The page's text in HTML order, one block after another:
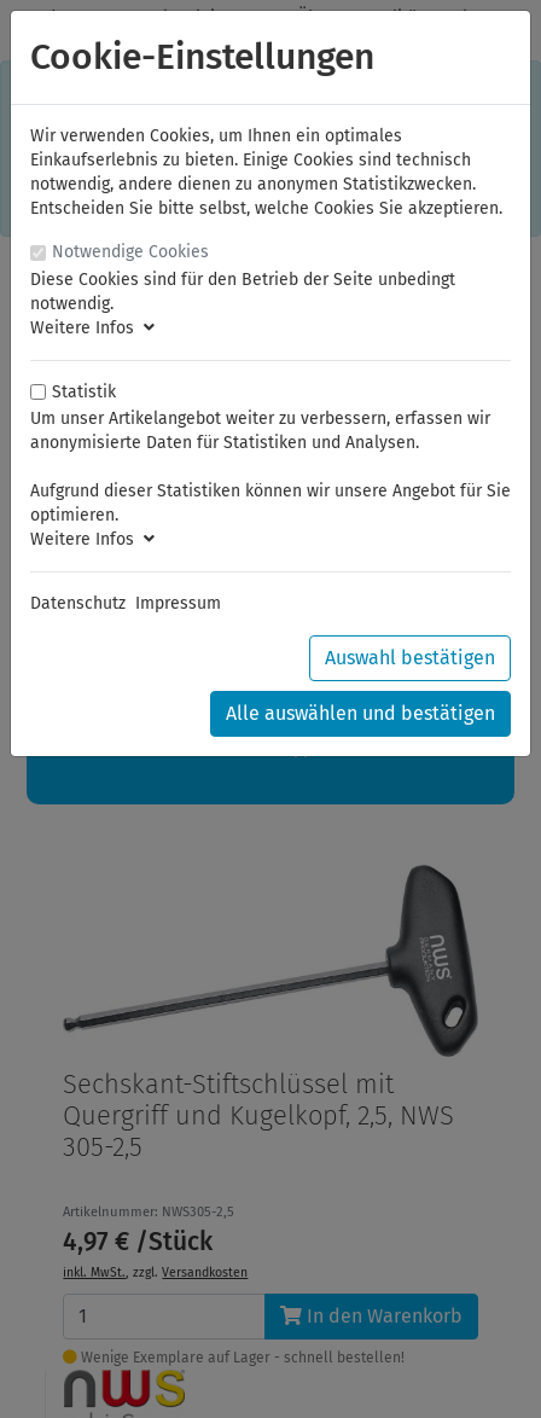
✓Jeden Monat starke Aktionen ✓Über 20 Qualitätsmarken ✓
Kostenlose Lieferung im Inland ab 150,00 Euro Bruttowarenwert
Einkaufserlebnis. Dabei werden beispielsweise die Session-
Informationen oder die Spracheinstellung auf Ihrem Rechner
gespeichert. Ohne Cookies ist der Funktionsumfang des
Online-Shops eingeschränkt. Sind Sie damit nicht
einverstanden, klicken Sie bitte hier.
Sommerferien
Sehr geehrte Kunden,
Ihre Bestellungen in diesem Zeitraum werden ab dem
24.08.2026 verschickt.
Eine schöne Sommerpause
Sechskant-Stiftschlüssel mit
Quergriff und Kugelkopf, 2,5, NWS
305-2,5
Artikelnummer: NWS305-2,5
4,97 € /Stück
inkl. MwSt., zzgl.Versandkosten
In den Warenkorb
Wenige Exemplare auf Lager - schnell bestellen!
Cookie-Einstellungen
Wir verwenden Cookies, um Ihnen ein optimales
Einkaufserlebnis zu bieten. Einige Cookies sind technisch
notwendig, andere dienen zu anonymen Statistikzwecken.
Entscheiden Sie bitte selbst, welche Cookies Sie akzeptieren.
Notwendige Cookies
Diese Cookies sind für den Betrieb der Seite unbedingt
notwendig.
Weitere Infos
Statistik
Um unser Artikelangebot weiter zu verbessern, erfassen wir
anonymisierte Daten für Statistiken und Analysen.
Aufgrund dieser Statistiken können wir unsere Angebot für Sie
optimieren.
Weitere Infos
Datenschutz Impressum
Auswahl bestätigen
Alle auswählen und bestätigen